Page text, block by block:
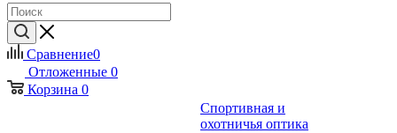
Сравнение0
Отложенные 0
Корзина 0
Спортивная и
охотничья оптика